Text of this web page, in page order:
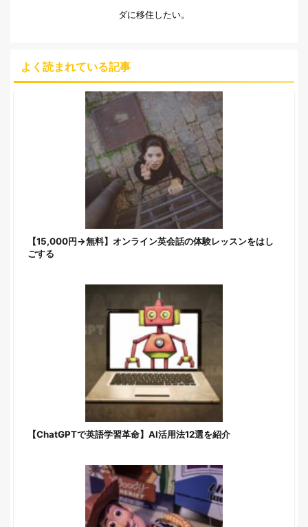
ダに移住したい。
よく読まれている記事
【15,000円→無料】オンライン英会話の体験レッスンをはし
ごする
【ChatGPTで英語学習革命】AI活用法12選を紹介